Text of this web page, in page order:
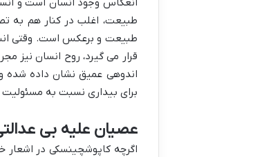
طبیعت، اغلب در کنار هم به
طبیعت و برعکس است. وقتی
قرار می گیرد، روح انسان نیز
اندوهی عمیق نشان داده شده و
برای بیداری نسبت به
عصیان علیه بی
اگرچه کاپوشچینسکی در اشعار